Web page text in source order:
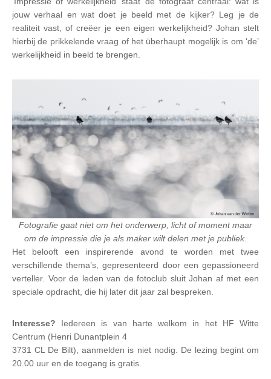
jouw verhaal en wat doet je beeld met de kijker? Leg je de
realiteit vast, of creëer je een eigen werkelijkheid? Johan stelt
hierbij de prikkelende vraag of het überhaupt mogelijk is om ‘de’
werkelijkheid in beeld te brengen.
Fotografie gaat niet om het onderwerp, licht of moment maar
om de impressie die je als maker wilt delen met je publiek.
Het belooft een inspirerende avond te worden met twee
verschillende thema’s, gepresenteerd door een gepassioneerd
verteller. Voor de leden van de fotoclub sluit Johan af met een
speciale opdracht, die hij later dit jaar zal bespreken.
Interesse? Iedereen is van harte welkom in het HF Witte
Centrum (Henri Dunantplein 4
3731 CL De Bilt), aanmelden is niet nodig. De lezing begint om
20.00 uur en de toegang is gratis.